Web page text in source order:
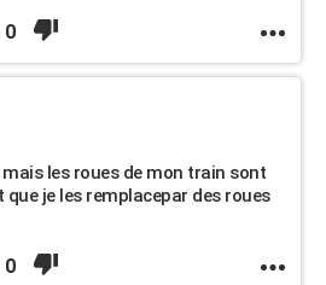
0
les roues de mon train sont
je les remplacepar des roues
0